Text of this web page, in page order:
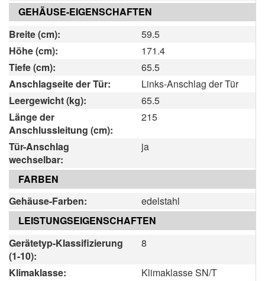
GEHÄUSE-EIGENSCHAFTEN
Breite (cm):
59.5
Höhe (cm):
171.4
Tiefe (cm):
65.5
Anschlagseite der Tür:
Links-Anschlag der Tür
Leergewicht (kg):
65.5
Länge der
Anschlussleitung (cm):
215
Tür-Anschlag
wechselbar:
ja
FARBEN
Gehäuse-Farben:
edelstahl
LEISTUNGSEIGENSCHAFTEN
Gerätetyp-Klassifizierung
(1-10):
8
Klimaklasse:
Klimaklasse SN/T